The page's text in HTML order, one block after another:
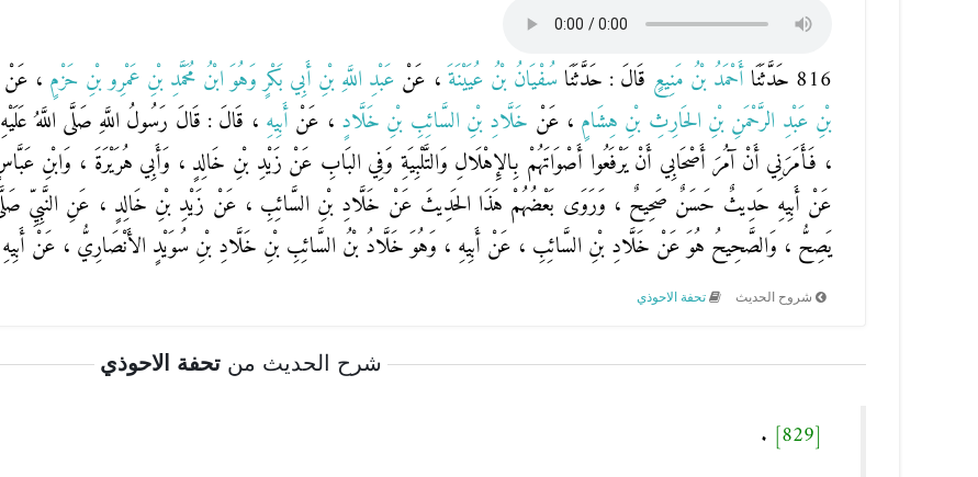
816 حَدَّثَنَا أَحْمَدُ بْنُ مَنِيعٍ قَالَ : حَدَّثَنَا سُفْيَانُ بْنُ عُيَيْنَةَ ، عَنْ عَبْدِ اللَّهِ بْنِ أَبِي بَكْرٍ وَهُوَ ابْنُ مُحَمَّدِ بْنِ عَمْرِو بْنِ حَزْمٍ ، عَنْ
بْنِ عَبْدِ الرَّحْمَنِ بْنِ الحَارِثِ بْنِ هِشَامٍ ، عَنْ خَلَّادِ بْنِ السَّائِبِ بْنِ خَلَّادٍ ، عَنْ أَبِيهِ ، قَالَ : قَالَ رَسُولُ اللَّهِ صَلَّى اللَّهُ
، فَأَمَرَنِي أَنْ آمُرَ أَصْحَابِي أَنْ يَرْفَعُوا أَصْوَاتَهُمْ بِالإِهْلَالِ وَالتَّلْبِيَةِ وَفِي البَابِ عَنْ زَيْدِ بْنِ خَالِدٍ ، وَأَبِي هُرَيْرَةَ ،
عَنْ أَبِيهِ حَدِيثٌ حَسَنٌ صَحِيحٌ ، وَرَوَى بَعْضُهُمْ هَذَا الحَدِيثَ عَنْ خَلَّادِ بْنِ السَّائِبِ ، عَنْ زَيْدِ بْنِ خَالِدٍ ، عَنِ النَّبِيِّ صَلَّى
يَصِحُّ ، وَالصَّحِيحُ هُوَ عَنْ خَلَّادِ بْنِ السَّائِبِ ، عَنْ أَبِيهِ ، وَهُوَ خَلَّادُ بْنُ السَّائِبِ بْنِ خَلَّادِ بْنِ سُوَيْدٍ الأَنْصَارِيُّ ، عَنْ أَبِيهِ
شروح الحديث تحفة الاحوذي
شرح الحديث منتحفة الاحوذي
[829]
.